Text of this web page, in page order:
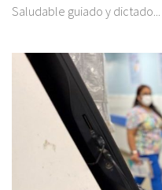
Saludable guiado y dictado...